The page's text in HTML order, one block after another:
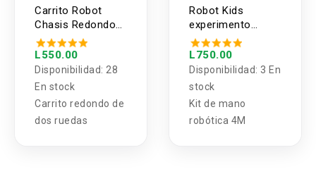
Carrito Robot
Chasis Redondo
de 2 Ruedas
(Estructura)
L550.00
Disponibilidad: 28
En stock
Carrito redondo de
dos ruedas
Robot Kids
experimento
mano robótica
L750.00
Disponibilidad: 3 En
stock
Kit de mano
robótica 4M